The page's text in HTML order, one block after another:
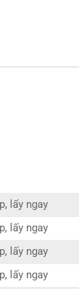
lấy ngay
lấy ngay
lấy ngay
lấy ngay